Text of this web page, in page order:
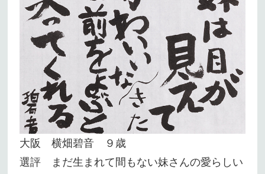
大阪 横畑碧音 ９歳
選評 まだ生まれて間もない妹さんの愛らしい